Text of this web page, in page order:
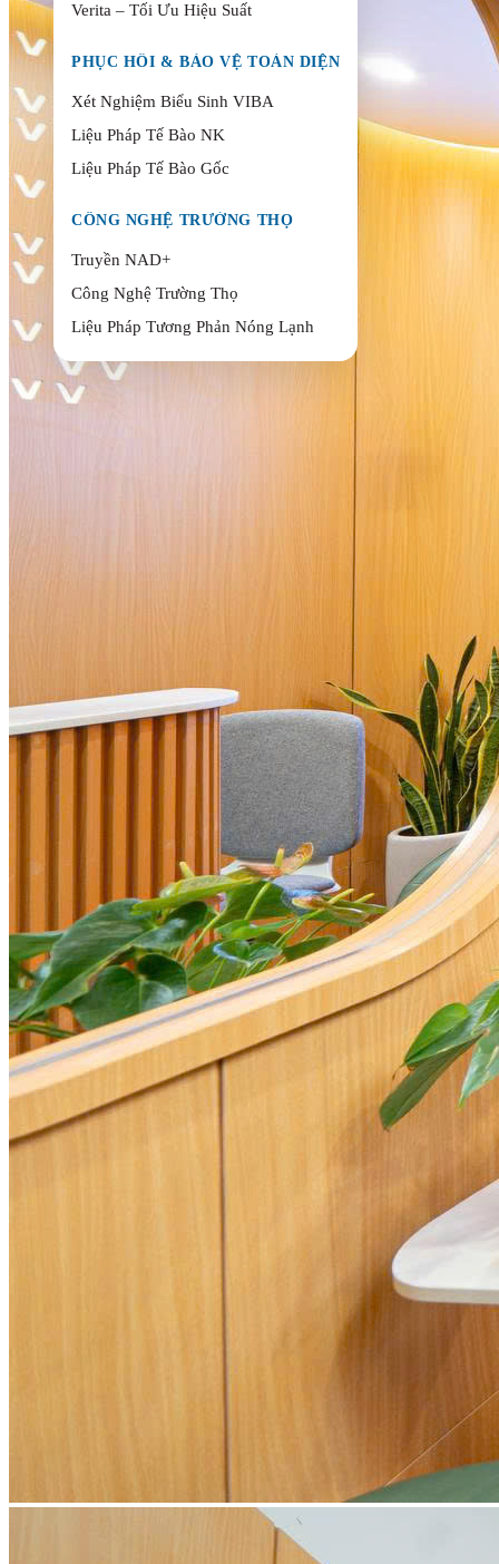
Verita – Tối Ưu Hiệu Suất
PHỤC HỒI & BẢO VỆ TOÀN DIỆN
Xét Nghiệm Biểu Sinh VIBA
Liệu Pháp Tế Bào NK
Liệu Pháp Tế Bào Gốc
CÔNG NGHỆ TRƯỜNG THỌ
Truyền NAD+
Công Nghệ Trường Thọ
Liệu Pháp Tương Phản Nóng Lạnh